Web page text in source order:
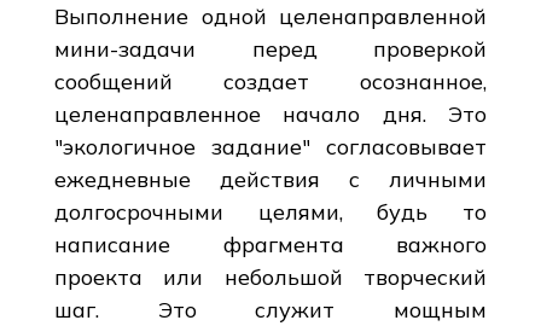
Выполнение одной целенаправленной
мини-задачи перед проверкой
сообщений создает осознанное,
целенаправленное начало дня. Это
"экологичное задание" согласовывает
ежедневные действия с личными
долгосрочными целями, будь то
написание фрагмента важного
проекта или небольшой творческий
шаг. Это служит мощным